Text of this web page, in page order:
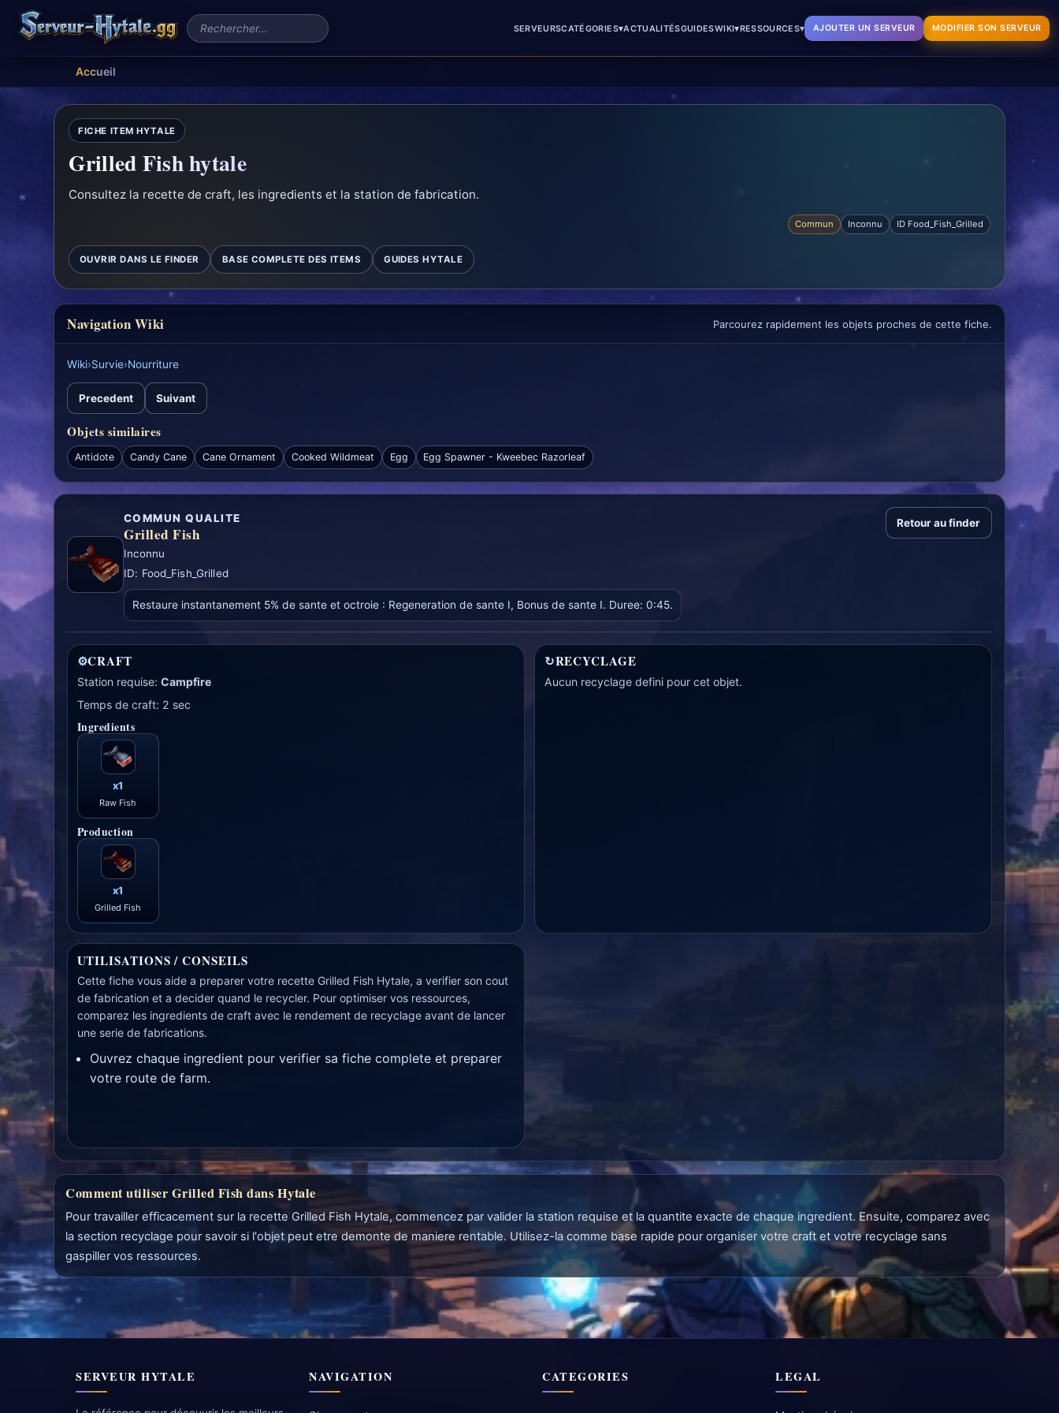
Rechercher un serveur SERVEURSCATÉGORIES▾ACTUALITÉSGUIDESWIKI▾RESSOURCES▾ AJOUTER UN SERVEUR MODIFIER SON SERVEUR
Accueil
FICHE ITEM HYTALE
Grilled Fish hytale
Consultez la recette de craft, les ingredients et la station de fabrication.
Commun Inconnu ID Food_Fish_Grilled
OUVRIR DANS LE FINDER BASE COMPLETE DES ITEMS GUIDES HYTALE
Navigation Wiki Parcourez rapidement les objets proches de cette fiche.
Wiki›Survie›Nourriture
Precedent Suivant
Objets similaires
Antidote Candy Cane Cane Ornament Cooked Wildmeat Egg Egg Spawner - Kweebec Razorleaf
COMMUN QUALITE
Grilled Fish
Inconnu
ID: Food_Fish_Grilled
Restaure instantanement 5% de sante et octroie : Regeneration de sante I, Bonus de sante I. Duree: 0:45.
Retour au finder
⚙CRAFT
Station requise: Campfire
Temps de craft: 2 sec
Ingredients
x1
Raw Fish
Production
x1
Grilled Fish
↻RECYCLAGE
Aucun recyclage defini pour cet objet.
UTILISATIONS / CONSEILS
Cette fiche vous aide a preparer votre recette Grilled Fish Hytale, a verifier son cout
de fabrication et a decider quand le recycler. Pour optimiser vos ressources,
comparez les ingredients de craft avec le rendement de recyclage avant de lancer
une serie de fabrications.
Ouvrez chaque ingredient pour verifier sa fiche complete et preparer
votre route de farm.
Comment utiliser Grilled Fish dans Hytale
Pour travailler efficacement sur la recette Grilled Fish Hytale, commencez par valider la station requise et la quantite exacte de chaque ingredient. Ensuite, comparez avec
la section recyclage pour savoir si l'objet peut etre demonte de maniere rentable. Utilisez-la comme base rapide pour organiser votre craft et votre recyclage sans
gaspiller vos ressources.
SERVEUR HYTALE NAVIGATION CATEGORIES LEGAL